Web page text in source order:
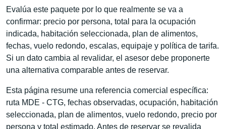
Evalúa este paquete por lo que realmente se va a
confirmar: precio por persona, total para la ocupación
indicada, habitación seleccionada, plan de alimentos,
fechas, vuelo redondo, escalas, equipaje y política de tarifa.
Si un dato cambia al revalidar, el asesor debe proponerte
una alternativa comparable antes de reservar.
Esta página resume una referencia comercial específica:
ruta MDE - CTG, fechas observadas, ocupación, habitación
seleccionada, plan de alimentos, vuelo redondo, precio por
persona y total estimado. Antes de reservar se revalida